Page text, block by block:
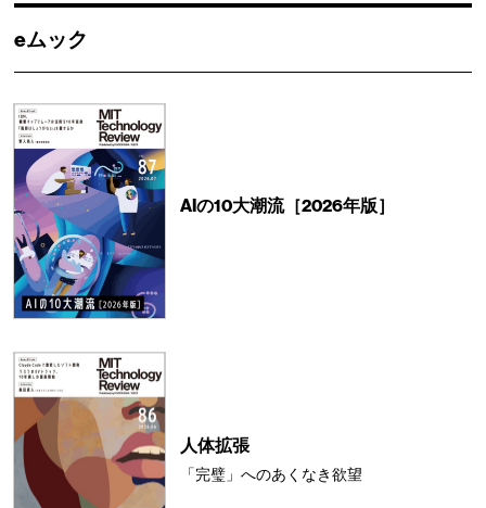
eムック
AIの10大潮流［2026年版］
人体拡張
「完璧」へのあくなき欲望